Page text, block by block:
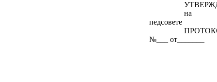
на
педсовете
№___ от_______